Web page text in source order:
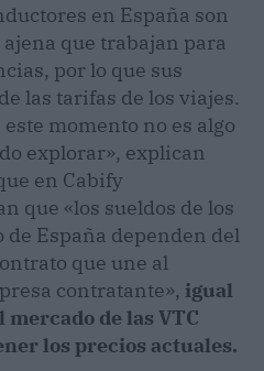
en España son
que trabajan para
por lo que sus
las tarifas de los viajes.
momento no es algo
explorar», explican
en Cabify
que «los sueldos de los
de España dependen del
que une al
contratante», igual
mercado de las VTC
los precios actuales.